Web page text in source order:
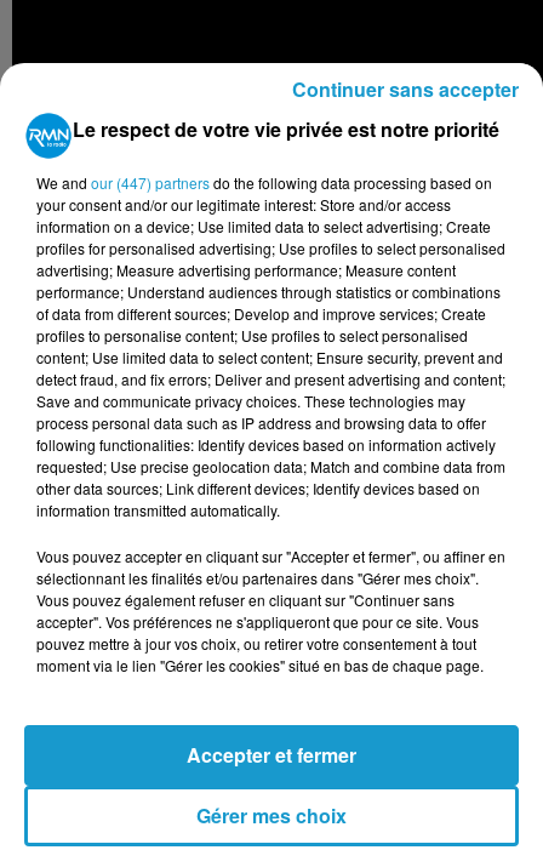
Avec Rumba Pa, Phil R nous invite dans son voyage
afro-cubain.
Le clip a été réalisé avec le Vélo Club Quimpérois,
vous pouvez d'ailleurs apercevoir le Corniguel à
Quimper mais aussi la Croisette à Bénodet, lieux où a
été tourné le clip vidéo.
Nous avons rencontré le chanteur qui nous raconte
Phil R
Phil R n'est pas un "petit nouveau" dans le monde
Le respect de votre vie privée est notre priorité
We and our (447) partnersdo the following data processing based on
your consent and/or our legitimate interest: Store and/or access
information on a device; Use limited data to select advertising; Create
profiles for personalised advertising; Use profiles to select personalised
advertising; Measure advertising performance; Measure content
performance; Understand audiences through statistics or combinations
of data from different sources; Develop and improve services; Create
profiles to personalise content; Use profiles to select personalised
content; Use limited data to select content; Ensure security, prevent and
detect fraud, and fix errors; Deliver and present advertising and content;
Save and communicate privacy choices. These technologies may
process personal data such as IP address and browsing data to offer
following functionalities: Identify devices based on information actively
requested; Use precise geolocation data; Match and combine data from
other data sources; Link different devices; Identify devices based on
information transmitted automatically.
Vous pouvez accepter en cliquant sur "Accepter et fermer", ou affiner en
sélectionnant les finalités et/ou partenaires dans "Gérer mes choix".
Vous pouvez également refuser en cliquant sur "Continuer sans
accepter". Vos préférences ne s'appliqueront que pour ce site. Vous
pouvez mettre à jour vos choix, ou retirer votre consentement à tout
moment via le lien "Gérer les cookies" situé en bas de chaque page.
Gérer mes choix
Accepter et fermer
Continuer sans accepter